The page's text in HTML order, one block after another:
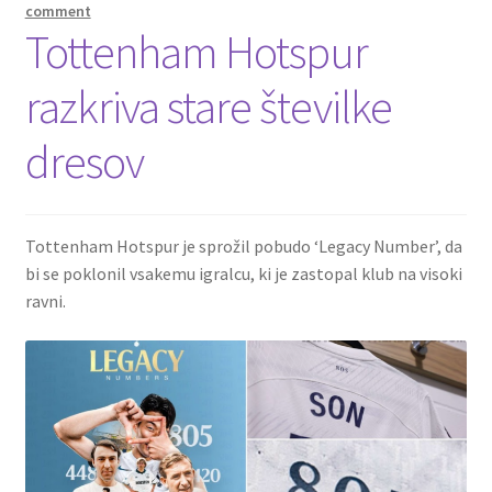
Trgovina
Zaključek nakupa
comment
Tottenham Hotspur
razkriva stare številke
dresov
Tottenham Hotspur je sprožil pobudo ‘Legacy Number’, da
bi se poklonil vsakemu igralcu, ki je zastopal klub na visoki
ravni.